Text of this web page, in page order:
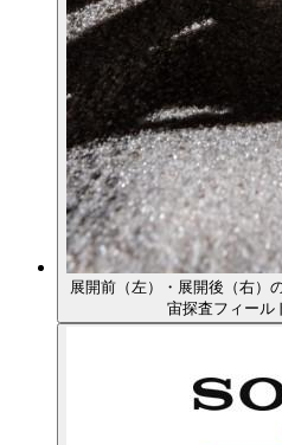
展開前（左）・展開後（右）
宙探査フィー